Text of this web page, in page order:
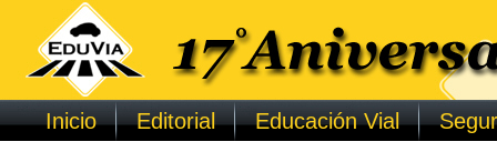
Inicio Editorial Educación Vial